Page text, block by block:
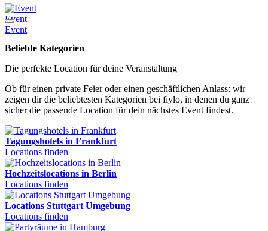
Event
Event
Beliebte Kategorien
Die perfekte Location für deine Veranstaltung
Ob für einen private Feier oder einen geschäftlichen Anlass: wir
zeigen dir die beliebtesten Kategorien bei fiylo, in denen du ganz
sicher die passende Location für dein nächstes Event findest.
Tagungshotels in Frankfurt
Locations finden
Hochzeitslocations in Berlin
Locations finden
Locations Stuttgart Umgebung
Locations finden